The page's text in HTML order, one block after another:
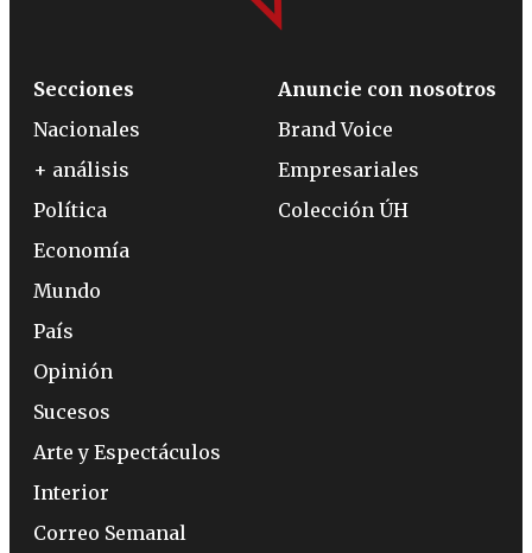
Secciones
Nacionales
+ análisis
Política
Economía
Mundo
País
Opinión
Sucesos
Arte y Espectáculos
Interior
Correo Semanal
Anuncie con nosotros
Brand Voice
Empresariales
Colección ÚH